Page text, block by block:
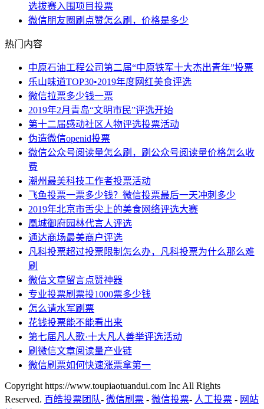
选拔赛入围项目投票
微信朋友圈刷点赞怎么刷，价格是多少
热门内容
中原石油工程公司第二届“中原铁军十大杰出青年”投票
乐山味道TOP30•2019年度网红美食评选
微信拉票多少钱一票
2019年2月青岛“文明市民”评选开始
第十二届感动社区人物评选投票活动
伪造微信openid投票
微信公众号阅读量怎么刷，刷公众号阅读量价格怎么收
费
潮州最美科技工作者投票活动
飞鱼投票一票多少钱？微信投票最后一天冲刺多少
2019年北京市舌尖上的美食网络评选大赛
凰城御府园林代言人评选
通达商场最美商户评选
凡科投票超过投票限制怎么办，凡科投票为什么那么难
刷
微信文章留言点赞神器
专业投票刷票投1000票多少钱
怎么请水军刷票
花钱投票能不能看出来
第七届凡人歌·十大凡人善举评选活动
刷微信文章阅读量产业链
微信刷票如何快速涨票拿第一
Copyright https://www.toupiaotuandui.com Inc All Rights
Reserved. 百皓投票团队- 微信刷票 - 微信投票- 人工投票 - 网站